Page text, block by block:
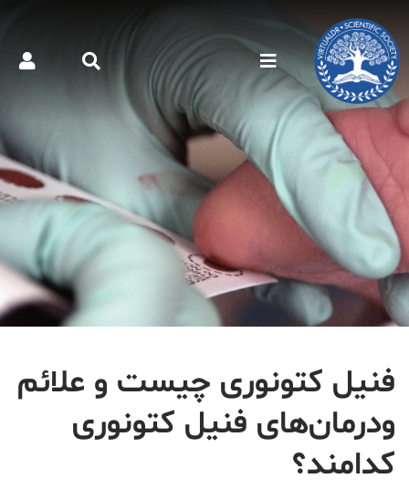
فنیل کتونوری چیست و علائم
ودرمان‌های فنیل کتونوری
کدامند؟